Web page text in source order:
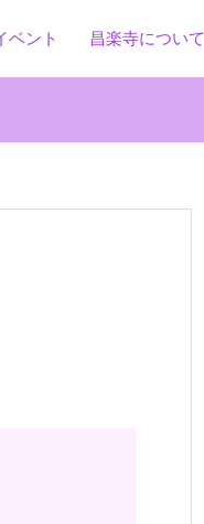
ベント 昌楽寺について